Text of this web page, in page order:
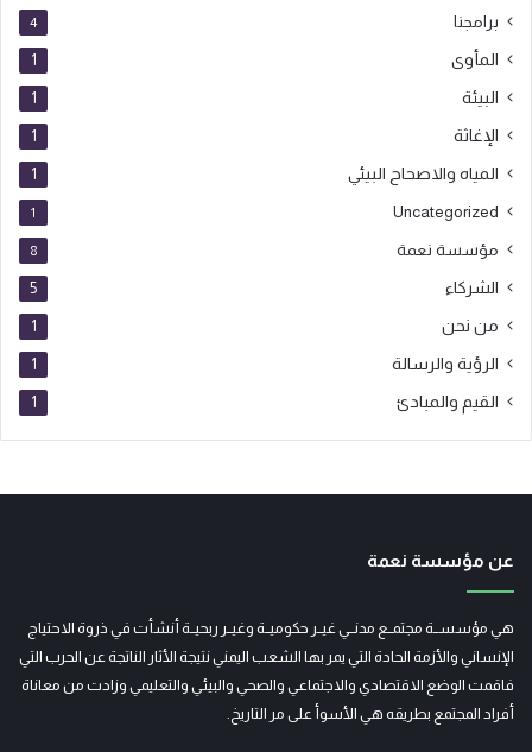
برامجنا 4
المأوى 1
البيئة 1
الإغاثة 1
المياه والاصحاح البيئي 1
Uncategorized
1
مؤسسة نعمة 8
الشركاء 5
من نحن 1
الرؤية والرسالة 1
القيم والمبادئ 1
عن مؤسسة نعمة
هي مؤسســة مجتمــع مدنــي غيــر حكوميــة وغيــر ربحيــة أنشأت في ذروة الاحتياج
الإنساني والأزمة الحادة التي يمر بها الشعب اليمني نتيجة الأثار الناتجة عن الحرب التي
فاقمت الوضع الاقتصادي والاجتماعي والصحي والبيئي والتعليمي وزادت من معاناة
أفراد المجتمع بطريقه هي الأسوأ على مر التاريخ.